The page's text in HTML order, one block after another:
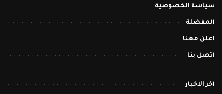
سياسة الخصوصية
المفضلة
اعلن معنا
اتصل بنا
اخر الاخبار